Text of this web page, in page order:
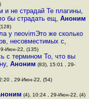
и не страдай Те плагины,
бы страдать ещ, Аноним
у neovimЭто же сколько
несовместимых с,
Июн-22, (135)
с термином То, что вы
,Аноним (83), 15:01 , 29-
, 29-Июн-22, (54)
(4), 10:24 , 29-Июн-22, (4)